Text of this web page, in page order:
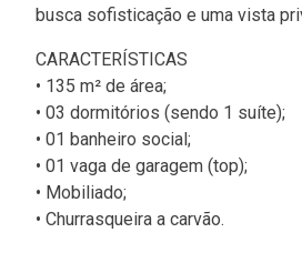
busca sofisticação e uma vista
CARACTERÍSTICAS
• 135 m² de área;
• 03 dormitórios (sendo 1 suíte);
• 01 banheiro social;
• 01 vaga de garagem (top);
• Mobiliado;
• Churrasqueira a carvão.